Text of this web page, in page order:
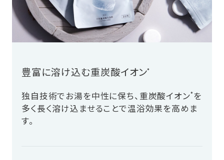
豊富に溶け込む重炭酸イオン*
独自技術でお湯を中性に保ち、重炭酸イオン*を
多く長く溶け込ませることで温浴効果を高めま
す。